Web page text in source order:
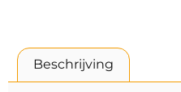
Beschrijving